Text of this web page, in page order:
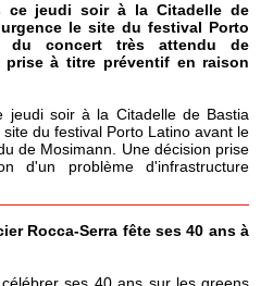
ce jeudi soir à la Citadelle de
le site du festival Porto
du concert très attendu de
prise à titre préventif en raison
jeudi soir à la Citadelle de Bastia
du festival Porto Latino avant le
de Mosimann. Une décision prise
d'un problème d'infrastructure
Rocca-Serra fête ses 40 ans à